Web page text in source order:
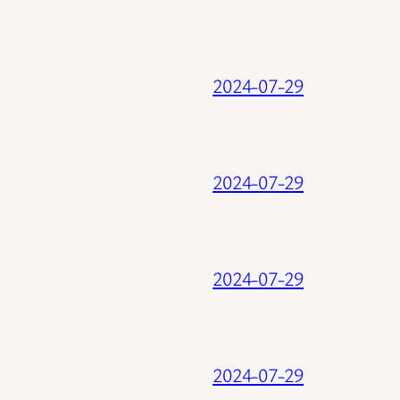
2024-07-29
2024-07-29
2024-07-29
2024-07-29